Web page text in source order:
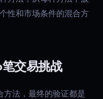
性和市场条件的混合方
交易挑战
方法，最终的验证都是